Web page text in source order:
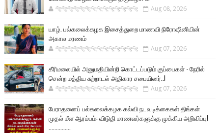
🐅🐅🐅🐅🐅🐅🐆🐆🐆🐆🐆🐆🐆🐆 Aug 08, 2026
யாழ். பல்கலைக்கழக இசைத்துறை மாணவி நிரோஷினியின்
அகால மரணம்
🐅🐅🐅🐅🐅🐅🐆🐆🐆🐆🐆🐆🐆🐆 Aug 07, 2026
கீரிமலையில் அனுமதியின்றி கொட்டப்படும் குப்பைகள் - நேரில்
சென்ற மத்திய சுற்றாடல் அதிகார சபையினர்..!
🐅🐅🐅🐅🐅🐅🐆🐆🐆🐆🐆🐆🐆🐆 Aug 07, 2026
பேராதனைப் பல்கலைக்கழக கல்வி நடவடிக்கைகள் திங்கள்
முதல் மீள ஆரம்பம்: விடுதி மாணவர்களுக்கு முக்கிய அறிவிப்பு!
...............